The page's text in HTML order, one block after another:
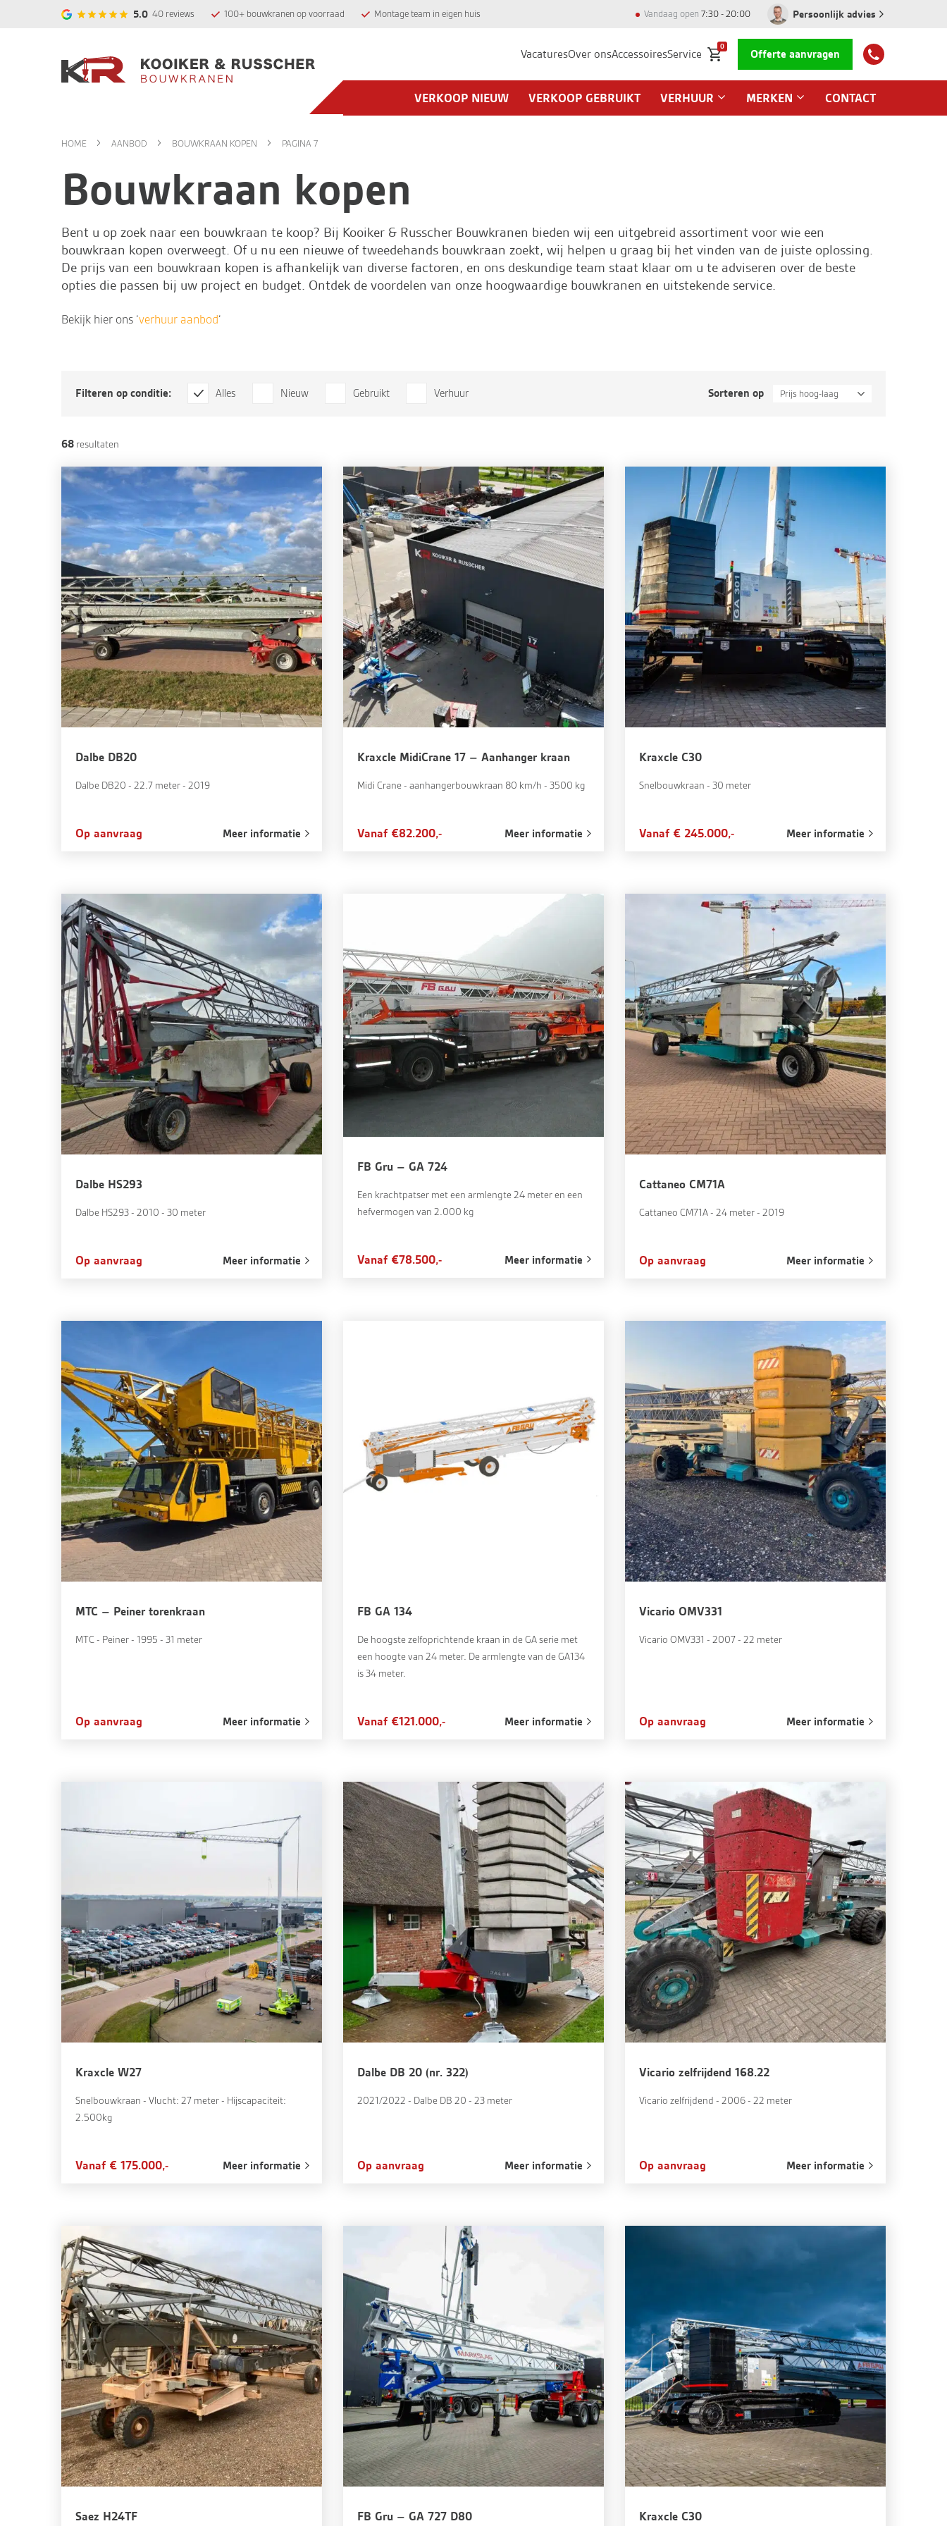
5.0 40 reviews 100+ bouwkranen op voorraad Montage team in eigen huis Vandaag open 7:30 - 20:00 Persoonlijk advies
VacaturesOver onsAccessoiresService
0
Offerte aanvragen
VERKOOP NIEUW VERKOOP GEBRUIKT VERHUUR MERKEN CONTACT
HOME AANBOD BOUWKRAAN KOPEN PAGINA 7
Bouwkraan kopen
Bent u op zoek naar een bouwkraan te koop? Bij Kooiker & Russcher Bouwkranen bieden wij een uitgebreid assortiment voor wie een
bouwkraan kopen overweegt. Of u nu een nieuwe of tweedehands bouwkraan zoekt, wij helpen u graag bij het vinden van de juiste oplossing.
De prijs van een bouwkraan kopen is afhankelijk van diverse factoren, en ons deskundige team staat klaar om u te adviseren over de beste
opties die passen bij uw project en budget. Ontdek de voordelen van onze hoogwaardige bouwkranen en uitstekende service.
Bekijk hier ons ‘verhuur aanbod‘
Filteren op conditie: Alles Nieuw Gebruikt Verhuur Sorteren op Prijs hoog-laag
68 resultaten
Dalbe DB20
Dalbe DB20 - 22.7 meter - 2019
Op aanvraag Meer informatie
Kraxcle MidiCrane 17 – Aanhanger kraan
Midi Crane - aanhangerbouwkraan 80 km/h - 3500 kg
Vanaf €82.200,- Meer informatie
Kraxcle C30
Snelbouwkraan - 30 meter
Vanaf € 245.000,- Meer informatie
Dalbe HS293
Dalbe HS293 - 2010 - 30 meter
Op aanvraag Meer informatie
FB Gru – GA 724
Een krachtpatser met een armlengte 24 meter en een
hefvermogen van 2.000 kg
Vanaf €78.500,- Meer informatie
Cattaneo CM71A
Cattaneo CM71A - 24 meter - 2019
Op aanvraag Meer informatie
MTC – Peiner torenkraan
MTC - Peiner - 1995 - 31 meter
Op aanvraag Meer informatie
FB GA 134
De hoogste zelfoprichtende kraan in de GA serie met
een hoogte van 24 meter. De armlengte van de GA134
is 34 meter.
Vanaf €121.000,- Meer informatie
Vicario OMV331
Vicario OMV331 - 2007 - 22 meter
Op aanvraag Meer informatie
Kraxcle W27
Snelbouwkraan - Vlucht: 27 meter - Hijscapaciteit:
2.500kg
Vanaf € 175.000,- Meer informatie
Dalbe DB 20 (nr. 322)
2021/2022 - Dalbe DB 20 - 23 meter
Op aanvraag Meer informatie
Vicario zelfrijdend 168.22
Vicario zelfrijdend - 2006 - 22 meter
Op aanvraag Meer informatie
Saez H24TF FB Gru – GA 727 D80 Kraxcle C30